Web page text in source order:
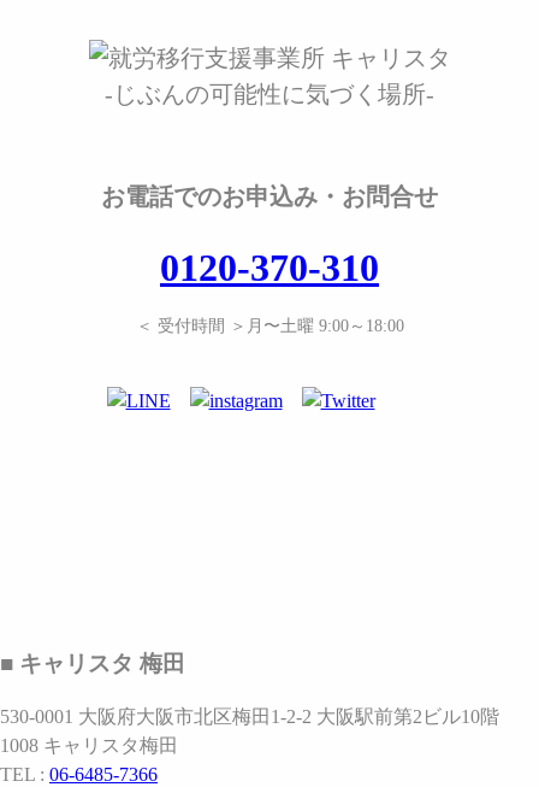
-じぶんの可能性に気づく場所-
お電話でのお申込み・お問合せ
0120-370-310
＜ 受付時間 ＞月〜土曜 9:00～18:00
■ キャリスタ 梅田
530-0001 大阪府大阪市北区梅田1-2-2 大阪駅前第2ビル10階
1008 キャリスタ梅田
TEL : 06-6485-7366